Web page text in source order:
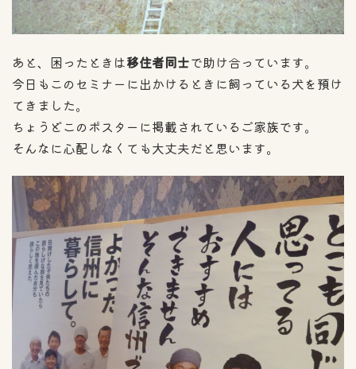
あと、困ったときは移住者同士で助け合っています。
今日もこのセミナーに出かけるときに飼っている犬を預け
てきました。
ちょうどこのポスターに掲載されているご家族です。
そんなに心配しなくても大丈夫だと思います。